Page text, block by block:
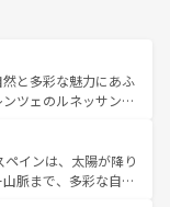
と多彩な魅力にあふ
ツェのルネッサンス
アマルフィ海岸の絶
の合間には、本場の
理を堪能することも
インは、太陽が降り
脈まで、多彩な自然